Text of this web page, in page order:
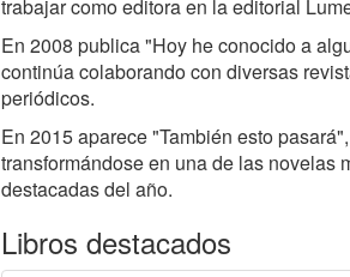
trabajar como editora en la editorial
En 2008 publica "Hoy he conocido a
continúa colaborando con diversas
periódicos.
En 2015 aparece "También esto pasará",
transformándose en una de las novelas
destacadas del año.
Libros destacados